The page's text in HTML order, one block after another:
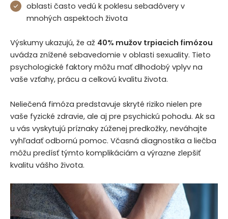
oblasti často vedú k poklesu sebadôvery v
mnohých aspektoch života
Výskumy ukazujú, že až 40% mužov trpiacich fimózou
uvádza znížené sebavedomie v oblasti sexuality. Tieto
psychologické faktory môžu mať dlhodobý vplyv na
vaše vzťahy, prácu a celkovú kvalitu života.
Neliečená fimóza predstavuje skryté riziko nielen pre
vaše fyzické zdravie, ale aj pre psychickú pohodu. Ak sa
u vás vyskytujú príznaky zúženej predkožky, neváhajte
vyhľadať odbornú pomoc. Včasná diagnostika a liečba
môžu predísť týmto komplikáciám a výrazne zlepšiť
kvalitu vášho života.